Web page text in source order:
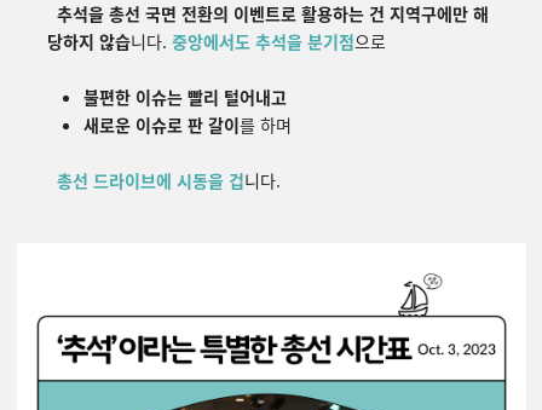
추석을 총선 국면 전환의 이벤트로 활용하는 건 지역구에만 해
당하지 않습니다. 중앙에서도 추석을 분기점으로
불편한 이슈는 빨리 털어내고
새로운 이슈로 판 갈이를 하며
총선 드라이브에 시동을 겁니다.